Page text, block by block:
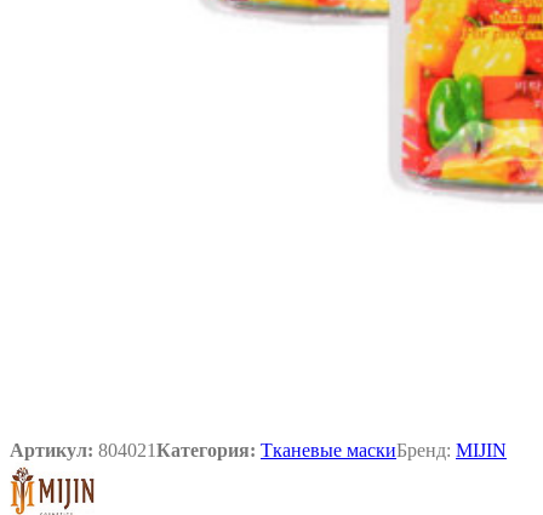
Артикул: 804021Категория: Тканевые маскиБренд: MIJIN